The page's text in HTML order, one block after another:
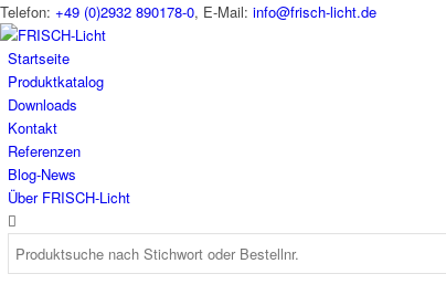
Telefon: +49 (0)2932 890178-0, E-Mail: info@frisch-licht.de
Startseite
Produktkatalog
Downloads
Kontakt
Referenzen
Blog-News
Über FRISCH-Licht